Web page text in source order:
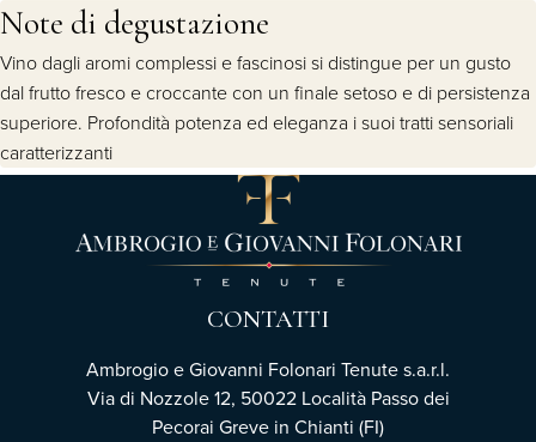
Note di degustazione
Vino dagli aromi complessi e fascinosi si distingue per un gusto
dal frutto fresco e croccante con un finale setoso e di persistenza
superiore. Profondità potenza ed eleganza i suoi tratti sensoriali
caratterizzanti
CONTATTI
Ambrogio e Giovanni Folonari Tenute s.a.r.l.
Via di Nozzole 12, 50022 Località Passo dei
Pecorai Greve in Chianti (FI)